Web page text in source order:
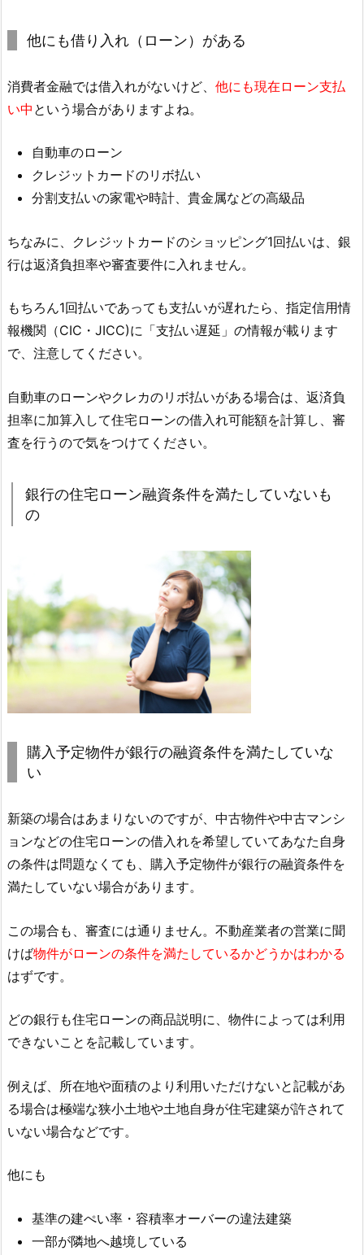
他にも借り入れ（ローン）がある
消費者金融では借入れがないけど、 他にも現在ローン支払
い中 という場合がありますよね。
自動車のローン
クレジットカードのリボ払い
分割支払いの家電や時計、貴金属などの高級品
ちなみに、クレジットカードのショッピング1回払いは、銀
行は返済負担率や審査要件に入れません。
もちろん1回払いであっても支払いが遅れたら、指定信用情
報機関（CIC・JICC)に「支払い遅延」の情報が載ります
で、注意してください。
自動車のローンやクレカのリボ払いがある場合は、返済負
担率に加算入して住宅ローンの借入れ可能額を計算し、審
査を行うので気をつけてください。
銀行の住宅ローン融資条件を満たしていないも
の
購入予定物件が銀行の融資条件を満たしていな
い
新築の場合はあまりないのですが、中古物件や中古マンシ
ョンなどの住宅ローンの借入れを希望していてあなた自身
の条件は問題なくても、購入予定物件が銀行の融資条件を
満たしていない場合があります。
この場合も、審査には通りません。不動産業者の営業に聞
けば物件がローンの条件を満たしているかどうかはわかる
はずです。
どの銀行も住宅ローンの商品説明に、物件によっては利用
できないことを記載しています。
例えば、所在地や面積のより利用いただけないと記載があ
る場合は極端な狭小土地や土地自身が住宅建築が許されて
いない場合などです。
他にも
基準の建ぺい率・容積率オーバーの違法建築
一部が隣地へ越境している